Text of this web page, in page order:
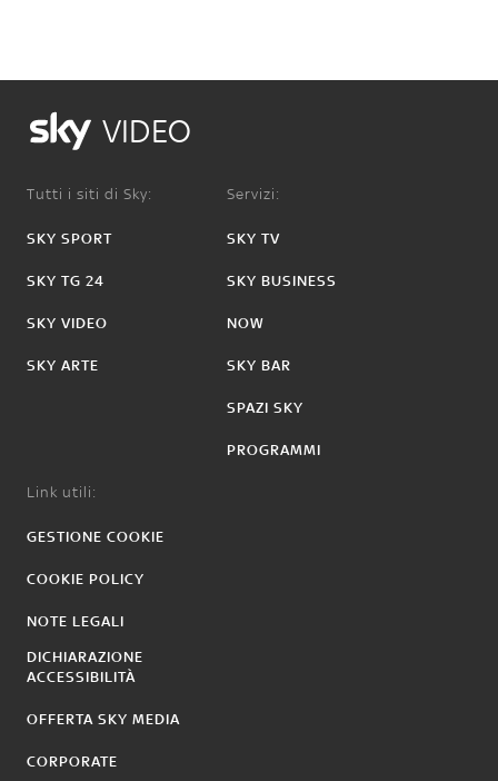
VIDEO
Tutti i siti di Sky:
SKY SPORT
SKY TG 24
SKY VIDEO
SKY ARTE
Servizi:
SKY TV
SKY BUSINESS
NOW
SKY BAR
SPAZI SKY
PROGRAMMI
Link utili:
GESTIONE COOKIE
COOKIE POLICY
NOTE LEGALI
DICHIARAZIONE
ACCESSIBILITÀ
OFFERTA SKY MEDIA
CORPORATE